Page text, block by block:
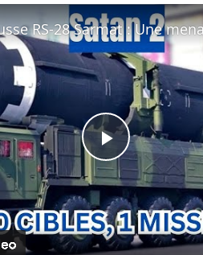
Play
Video